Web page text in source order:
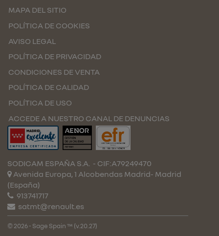
MAPA DEL SITIO
POLÍTICA DE COOKIES
AVISO LEGAL
POLÍTICA DE PRIVACIDAD
CONDICIONES DE VENTA
POLÍTICA DE CALIDAD
POLÍTICA DE USO
ACCEDE A NUESTRO CANAL DE DENUNCIAS
SODICAM ESPAÑA S.A. - CIF:A79249470
Avenida Europa, 1 Alcobendas Madrid- Madrid
(España)
913741717
satmt@renault.es
© 2026 - Sage Spain ™ (v.20.27)